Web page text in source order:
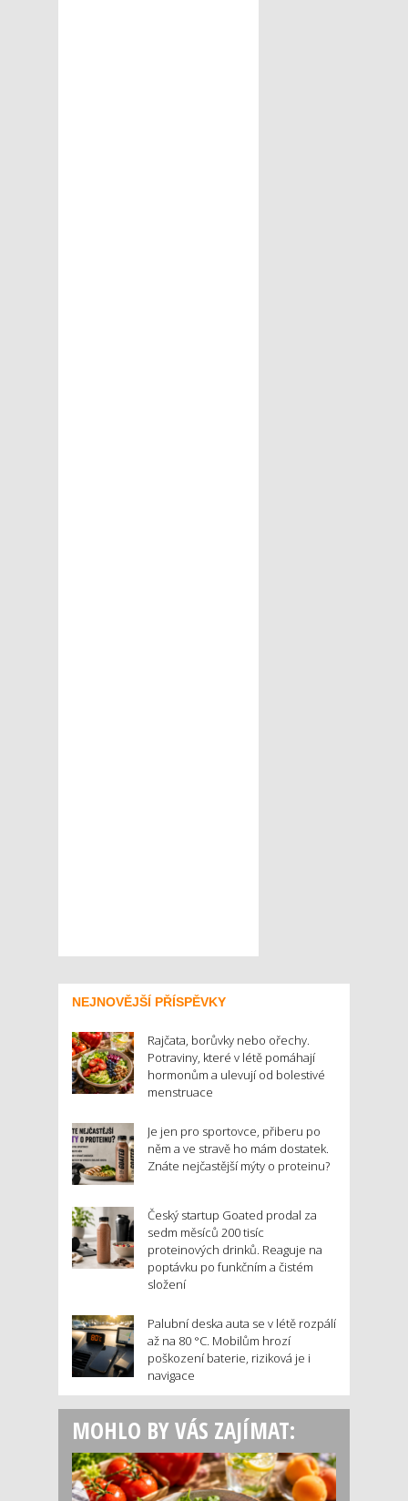
NEJNOVĚJŠÍ PŘÍSPĚVKY
Rajčata, borůvky nebo ořechy.
Potraviny, které v létě pomáhají
hormonům a ulevují od bolestivé
menstruace
Je jen pro sportovce, přiberu po
něm a ve stravě ho mám dostatek.
Znáte nejčastější mýty o proteinu?
Český startup Goated prodal za
sedm měsíců 200 tisíc
proteinových drinků. Reaguje na
poptávku po funkčním a čistém
složení
Palubní deska auta se v létě rozpálí
až na 80 °C. Mobilům hrozí
poškození baterie, riziková je i
navigace
MOHLO BY VÁS ZAJÍMAT: